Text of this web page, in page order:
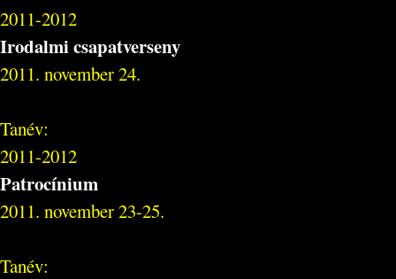
2011-2012
Irodalmi csapatverseny
2011. november 24.
Tanév:
2011-2012
Patrocínium
2011. november 23-25.
Tanév: